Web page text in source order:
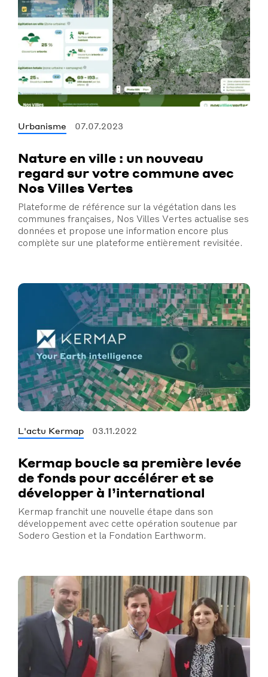
Urbanisme 07.07.2023
Nature en ville : un nouveau
regard sur votre commune avec
Nos Villes Vertes
Plateforme de référence sur la végétation dans les
communes françaises, Nos Villes Vertes actualise ses
données et propose une information encore plus
complète sur une plateforme entièrement revisitée.
L'actu Kermap 03.11.2022
Kermap boucle sa première levée
de fonds pour accélérer et se
développer à l’international
Kermap franchit une nouvelle étape dans son
développement avec cette opération soutenue par
Sodero Gestion et la Fondation Earthworm.